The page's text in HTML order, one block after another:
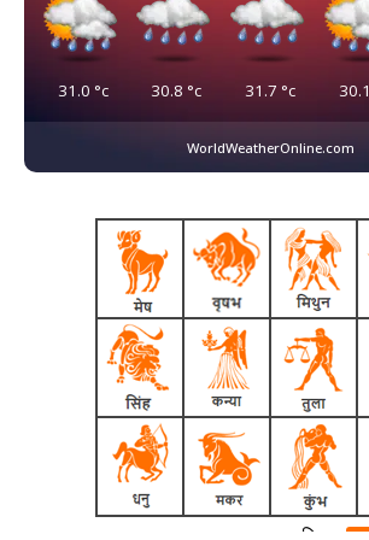
31.0 °c 30.8 °c 31.7 °c 30.1
WorldWeatherOnline.com